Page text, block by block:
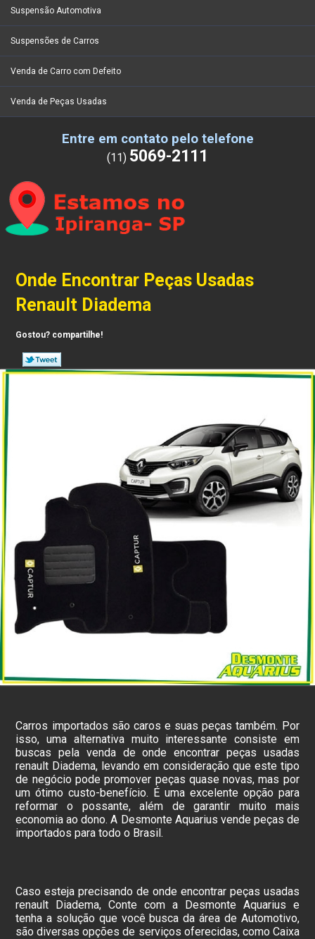
Suspensão Automotiva
Suspensões de Carros
Venda de Carro com Defeito
Venda de Peças Usadas
Entre em contato pelo telefone
(11) 5069-2111
Onde Encontrar Peças Usadas
Renault Diadema
Gostou? compartilhe!
Carros importados são caros e suas peças também. Por
isso, uma alternativa muito interessante consiste em
buscas pela venda de onde encontrar peças usadas
renault Diadema, levando em consideração que este tipo
de negócio pode promover peças quase novas, mas por
um ótimo custo-benefício. É uma excelente opção para
reformar o possante, além de garantir muito mais
economia ao dono. A Desmonte Aquarius vende peças de
importados para todo o Brasil.
Caso esteja precisando de onde encontrar peças usadas
renault Diadema, Conte com a Desmonte Aquarius e
tenha a solução que você busca da área de Automotivo,
são diversas opções de serviços oferecidas, como Caixa